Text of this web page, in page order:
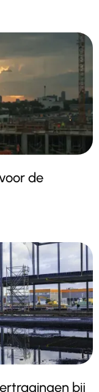
de
bij